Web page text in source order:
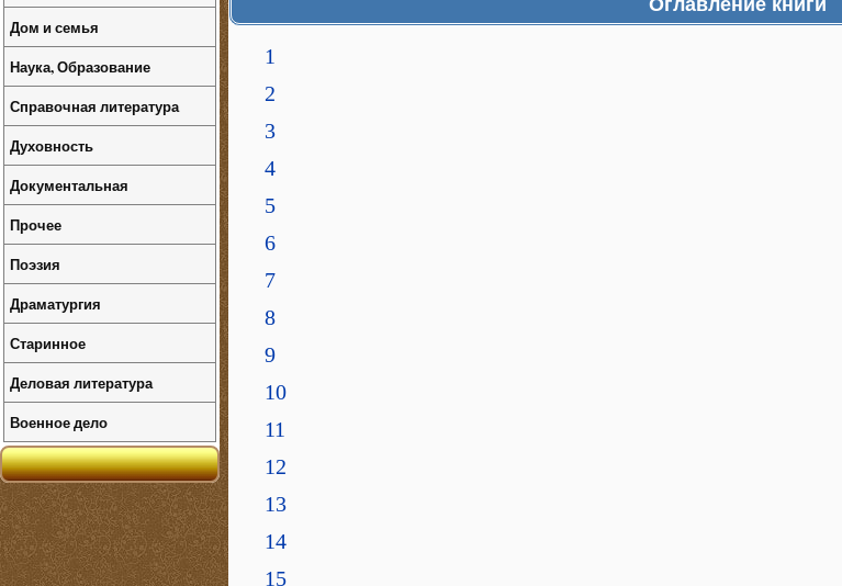
1
2
3
4
5
6
7
8
9
10
11
12
13
14
15
Дом и семья
Наука, Образование
Справочная литература
Духовность
Документальная
Прочее
Поэзия
Драматургия
Старинное
Деловая литература
Военное дело